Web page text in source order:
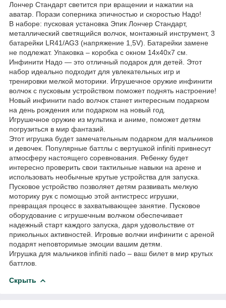
Лончер Стандарт светится при вращении и нажатии на
аватар. Порази соперника эпичностью и скоростью Надо!
В наборе: пусковая установка Эпик Лончер Стандарт,
металлический светящийся волчок, монтажный инструмент, 3
батарейки LR41/AG3 (напряжение 1,5V). Батарейки замене
не подлежат. Упаковка – коробка с окном 14х40х7 см.
Инфинити Надо — это отличный подарок для детей. Этот
набор идеально подходит для увлекательных игр и
тренировки мелкой моторики. Игрушечное оружие инфинити
волчок с пусковым устройством поможет поднять настроение!
Новый инфинити nado волчок станет интересным подарком
на день рождения или подарком на новый год.
Игрушечное оружие из мультика и аниме, поможет детям
погрузиться в мир фантазий.
Этот игрушка будет замечательным подарком для мальчиков
и девочек. Популярные баттлы с вертушкой infiniti привнесут
атмосферу настоящего соревнования. Ребенку будет
интересно проверить свои тактильные навыки на арене и
использовать необычные крутые устройства для запуска.
Пусковое устройство позволяет детям развивать мелкую
моторику рук с помощью этой антистресс игрушки,
превращая процесс в захватывающее занятие. Пусковое
оборудование с игрушечным волчком обеспечивает
надежный старт каждого запуска, даря удовольствие от
прикольных активностей. Игровые волчки инфинити с ареной
подарят неповторимые эмоции вашим детям.
Игрушка для мальчиков infiniti nado – ваш билет в мир крутых
баттлов.
Скрыть